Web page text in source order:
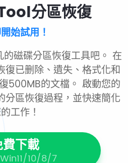
分區恢復
始試用！
磁碟分區恢復工具吧。 在
復已删除、遺失、格式化和
500MB的文檔。 啟動您的
分區恢復過程，並快速簡化
工作！
下載
10/8/7